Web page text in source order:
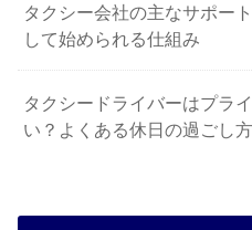
タクシー会社の主なサポー
して始められる仕組み
タクシードライバーはプラ
い？よくある休日の過ごし方